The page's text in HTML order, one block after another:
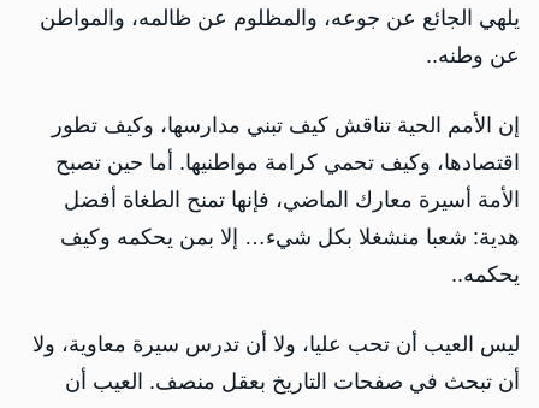
يلهي الجائع عن جوعه، والمظلوم عن ظالمه، والمواطن
عن وطنه..
إن الأمم الحية تناقش كيف تبني مدارسها، وكيف تطور
اقتصادها، وكيف تحمي كرامة مواطنيها. أما حين تصبح
الأمة أسيرة معارك الماضي، فإنها تمنح الطغاة أفضل
هدية: شعبا منشغلا بكل شيء… إلا بمن يحكمه وكيف
يحكمه..
ليس العيب أن تحب عليا، ولا أن تدرس سيرة معاوية، ولا
أن تبحث في صفحات التاريخ بعقل منصف. العيب أن